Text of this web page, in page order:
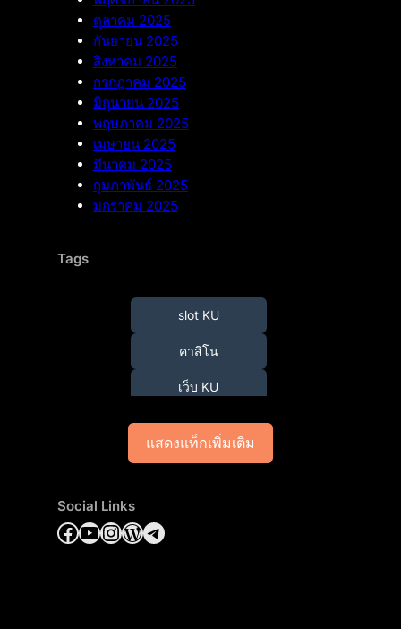
ตุลาคม 2025
กันยายน 2025
สิงหาคม 2025
กรกฎาคม 2025
มิถุนายน 2025
พฤษภาคม 2025
เมษายน 2025
มีนาคม 2025
กุมภาพันธ์ 2025
มกราคม 2025
Tags
slot KU
คาสิโน
เว็บ KU
แสดงแท็กเพิ่มเติม
Social Links
Facebook YouTube InstagramWordPress Telegram